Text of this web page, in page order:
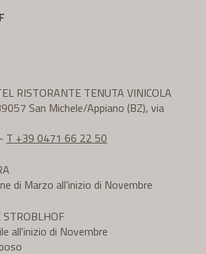
RISTORANTE TENUTA VINICOLA
San Michele/Appiano (BZ), via
- T +39 0471 66 22 50
di Marzo all'inizio di Novembre
STROBLHOF
all'inizio di Novembre